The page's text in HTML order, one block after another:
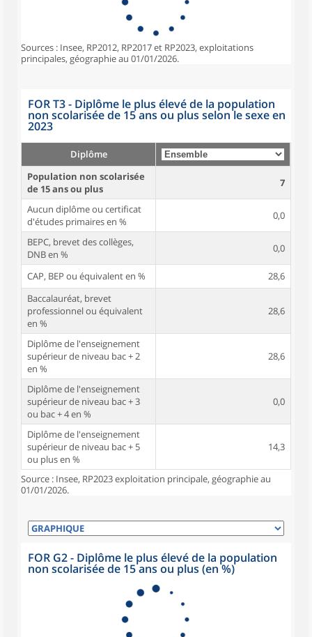
Sources : Insee, RP2012, RP2017 et RP2023, exploitations
principales, géographie au 01/01/2026.
FOR T3 - Diplôme le plus élevé de la population
non scolarisée de 15 ans ou plus selon le sexe en
2023
Diplôme
Population non scolarisée
de 15 ans ou plus
7
Aucun diplôme ou certificat
d'études primaires en %
0,0
BEPC, brevet des collèges,
DNB en %
0,0
CAP, BEP ou équivalent en %
28,6
Baccalauréat, brevet
professionnel ou équivalent
en %
28,6
Diplôme de l'enseignement
supérieur de niveau bac + 2
en %
28,6
Diplôme de l'enseignement
supérieur de niveau bac + 3
ou bac + 4 en %
0,0
Diplôme de l'enseignement
supérieur de niveau bac + 5
ou plus en %
14,3
Source : Insee, RP2023 exploitation principale, géographie au
01/01/2026.
FOR G2 - Diplôme le plus élevé de la population
non scolarisée de 15 ans ou plus (en %)